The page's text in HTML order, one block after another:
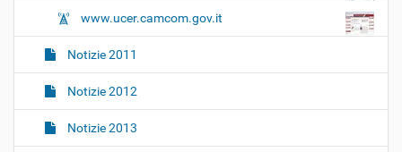
www.ucer.camcom.gov.it
Notizie 2011
Notizie 2012
Notizie 2013